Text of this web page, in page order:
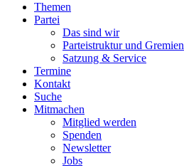
Themen
Partei
Das sind wir
Parteistruktur und Gremien
Satzung & Service
Termine
Kontakt
Suche
Mitmachen
Mitglied werden
Spenden
Newsletter
Jobs